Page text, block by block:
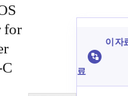
for
이 자
료